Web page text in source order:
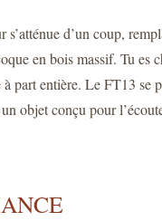
d’un coup,
en bois massif. Tu
part entière. Le FT13
objet conçu pour